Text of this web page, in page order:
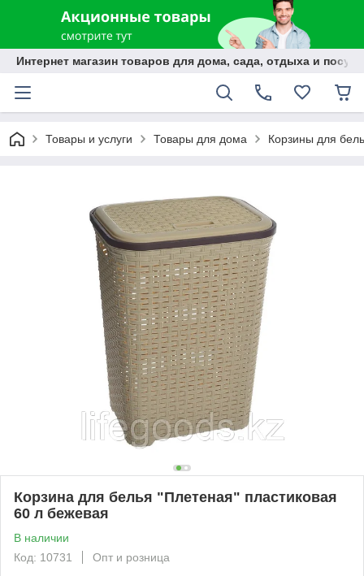
Интернет магазин товаров для дома, сада, отдыха и
Товары и услуги Товары для дома Корзины для
Корзина для белья "Плетеная" пластиковая
60 л бежевая
В наличии
Код: 10731
Опт и розница